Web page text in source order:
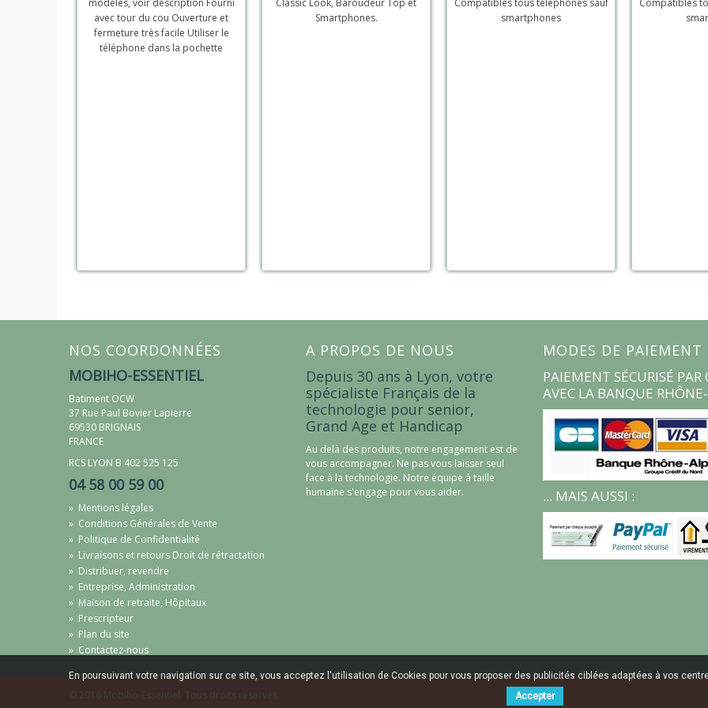
modèles, voir description Fourni
avec tour du cou Ouverture et
fermeture très facile Utiliser le
téléphone dans la pochette
Classic Look, Baroudeur Top et
Smartphones.
Compatibles tous téléphones sauf
smartphones
Compatibles
NOS COORDONNÉES
MOBIHO-ESSENTIEL
Batiment OCW
37 Rue Paul Bovier Lapierre
69530 BRIGNAIS
FRANCE
RCS LYON B 402 525 125
04 58 00 59 00
» Mentions légales
» Conditions Générales de Vente
» Politique de Confidentialité
» Livraisons et retours Droit de rétractation
» Distribuer, revendre
» Entreprise, Administration
» Maison de retraite, Hôpitaux
» Prescripteur
» Plan du site
» Contactez-nous
A PROPOS DE NOUS
Depuis 30 ans à Lyon, votre
spécialiste Français de la
technologie pour senior,
Grand Age et Handicap
Au delà des produits, notre engagement est de
vous accompagner. Ne pas vous laisser seul
face à la technologie. Notre équipe à taille
humaine s'engage pour vous aider.
MODES DE PAIEMENT
PAIEMENT SÉCURISÉ PAR
AVEC LA BANQUE
... MAIS AUSSI :
© 2016 Mobiho-Essentiel. Tous droits réservés
En poursuivant votre navigation sur ce site, vous acceptez l'utilisation de Cookies pour vous proposer des publicités ciblées adaptées à vos
Accepter